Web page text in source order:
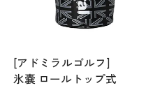
[アドミラルゴルフ]
氷嚢 ロールトップ式